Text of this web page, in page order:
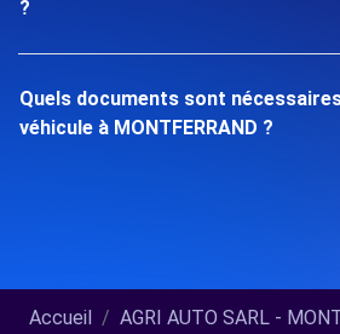
?
Quels documents sont
véhicule à MONTFERRAND ?
Accueil AGRI AUTO SARL -